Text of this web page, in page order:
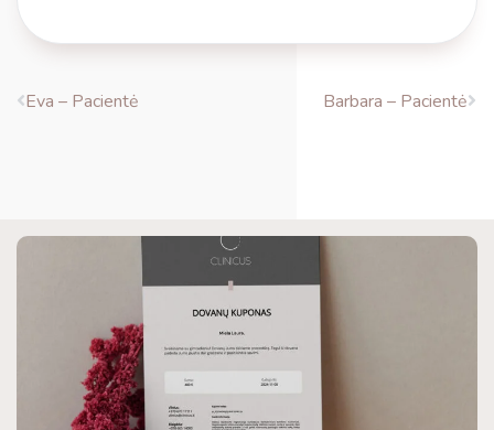
Eva – Pacientė Barbara – Pacientė